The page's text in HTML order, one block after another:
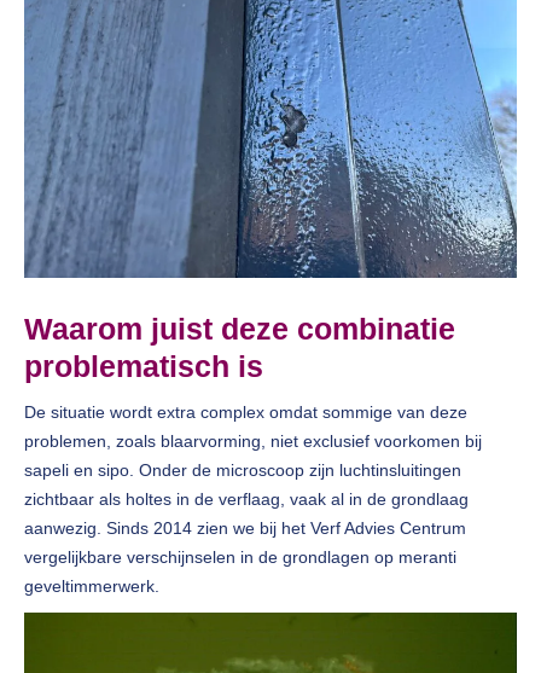
Waarom juist deze combinatie
problematisch is
De situatie wordt extra complex omdat sommige van deze
problemen, zoals blaarvorming, niet exclusief voorkomen bij
sapeli en sipo. Onder de microscoop zijn luchtinsluitingen
zichtbaar als holtes in de verflaag, vaak al in de grondlaag
aanwezig. Sinds 2014 zien we bij het Verf Advies Centrum
vergelijkbare verschijnselen in de grondlagen op meranti
geveltimmerwerk.